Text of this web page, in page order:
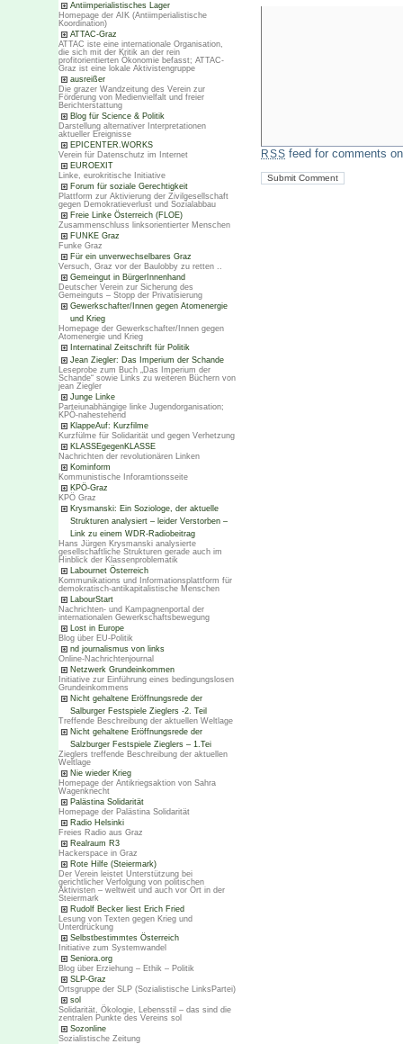
Antiimperialistisches Lager
Homepage der AIK (Antiimperialistische
Koordination)
ATTAC-Graz
ATTAC iste eine internationale Organisation,
die sich mit der Kritik an der rein
profitorientierten Ökonomie befasst; ATTAC-
Graz ist eine lokale Aktivistengruppe
ausreißer
Die grazer Wandzeitung des Verein zur
Förderung von Medienvielfalt und freier
Berichterstattung
Blog für Science & Politik
Darstellung alternativer Interpretationen
aktueller Ereignisse
EPICENTER.WORKS
Verein für Datenschutz im Internet
EUROEXIT
Linke, eurokritische Initiative
Forum für soziale Gerechtigkeit
Plattform zur Aktivierung der Zivilgesellschaft
gegen Demokratieverlust und Sozialabbau
Freie Linke Österreich (FLOE)
Zusammenschluss linksorientierter Menschen
FUNKE Graz
Funke Graz
Für ein unverwechselbares Graz
Versuch, Graz vor der Baulobby zu retten ..
Gemeingut in BürgerInnenhand
Deutscher Verein zur Sicherung des
Gemeinguts – Stopp der Privatisierung
Gewerkschafter/Innen gegen Atomenergie
und Krieg
Homepage der Gewerkschafter/Innen gegen
Atomenergie und Krieg
Internatinal Zeitschrift für Politik
Jean Ziegler: Das Imperium der Schande
Leseprobe zum Buch „Das Imperium der
Schande“ sowie Links zu weiteren Büchern von
jean Ziegler
Junge Linke
Parteiunabhängige linke Jugendorganisation;
KPÖ-nahestehend
KlappeAuf: Kurzfilme
Kurzfülme für Solidarität und gegen Verhetzung
KLASSEgegenKLASSE
Nachrichten der revolutionären Linken
Kominform
Kommunistische Inforamtionsseite
KPÖ-Graz
KPÖ Graz
Krysmanski: Ein Soziologe, der aktuelle
Strukturen analysiert – leider Verstorben –
Link zu einem WDR-Radiobeitrag
Hans Jürgen Krysmanski analysierte
gesellschaftliche Strukturen gerade auch im
Hinblick der Klassenproblematik
Labournet Österreich
Kommunikations und Informationsplattform für
demokratisch-antikapitalistische Menschen
LabourStart
Nachrichten- und Kampagnenportal der
internationalen Gewerkschaftsbewegung
Lost in Europe
Blog über EU-Politik
nd journalismus von links
Online-Nachrichtenjournal
Netzwerk Grundeinkommen
Initiative zur Einführung eines bedingungslosen
Grundeinkommens
Nicht gehaltene Eröffnungsrede der
Salburger Festspiele Zieglers -2. Teil
Treffende Beschreibung der aktuellen Weltlage
Nicht gehaltene Eröffnungsrede der
Salzburger Festspiele Zieglers – 1.Tei
Zieglers treffende Beschreibung der aktuellen
Weltlage
Nie wieder Krieg
Homepage der Antikriegsaktion von Sahra
Wagenknecht
Palästina Solidarität
Homepage der Palästina Solidarität
Radio Helsinki
Freies Radio aus Graz
Realraum R3
Hackerspace in Graz
Rote Hilfe (Steiermark)
Der Verein leistet Unterstützung bei
gerichtlicher Verfolgung von politischen
Aktivisten – weltweit und auch vor Ort in der
Steiermark
Rudolf Becker liest Erich Fried
Lesung von Texten gegen Krieg und
Unterdrückung
Selbstbestimmtes Österreich
Initiative zum Systemwandel
Seniora.org
Blog über Erziehung – Ethik – Politik
SLP-Graz
Ortsgruppe der SLP (Sozialistische LinksPartei)
sol
Solidarität, Ökologie, Lebensstil – das sind die
zentralen Punkte des Vereins sol
Sozonline
Sozialistische Zeitung
RSS feed for comments